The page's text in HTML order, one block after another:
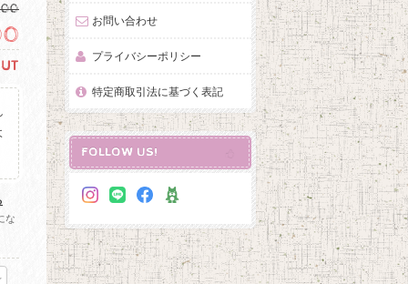
な
お問い合わせ
プライバシーポリシー
特定商取引法に基づく表記
FOLLOW US!